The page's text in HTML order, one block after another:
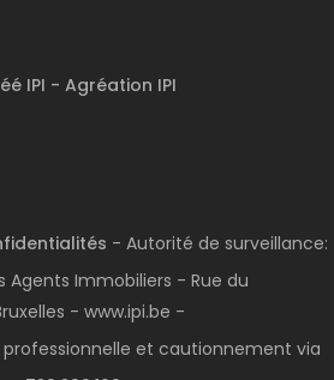
IPI - Agréation IPI
- Autorité de surveillance:
Agents Immobiliers - Rue du
- www.ipi.be -
professionnelle et cautionnement via